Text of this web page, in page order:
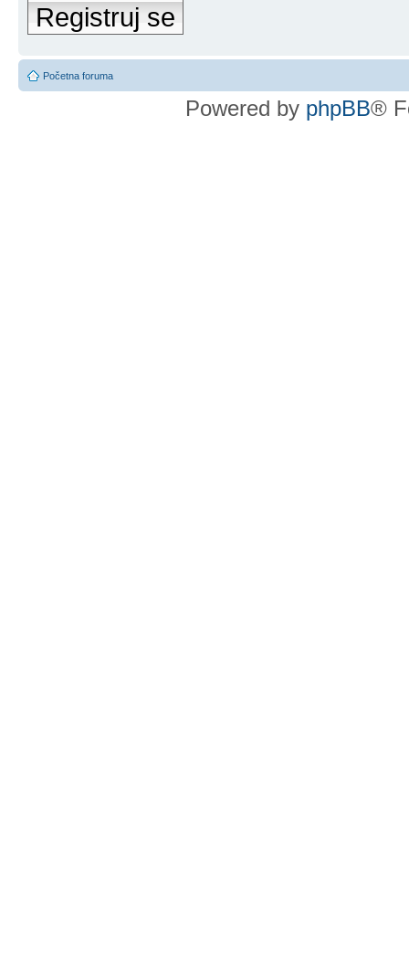
Registruj se
Početna foruma
Powered by phpBB®